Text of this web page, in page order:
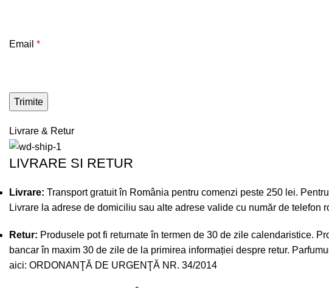
Email *
Livrare & Retur
LIVRARE SI RETUR
Livrare: Transport gratuit în România pentru comenzi peste 250 lei.
Livrare la adrese de domiciliu sau alte adrese valide cu număr de telefon
Retur: Produsele pot fi returnate în termen de 30 de zile calendaristice.
bancar în maxim 30 de zile de la primirea informației despre retur.
aici: ORDONANŢĂ DE URGENŢĂ NR. 34/2014